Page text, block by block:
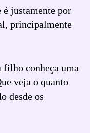
é justamente por
principalmente
conheça uma
veja o quanto
desde os